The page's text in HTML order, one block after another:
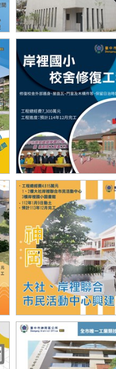
神圳國中多功能活動中心
幼兒園
岸裡國小校舍修復工程
大社岸裡市民活動中心工程